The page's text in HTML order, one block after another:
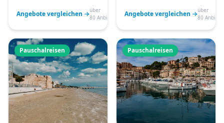
Angebote vergleichen →über
80 Anbieter
Angebote vergleichen →über
80
Pauschalreisen Pauschalreisen